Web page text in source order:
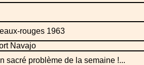
rouges 1963
Navajo
sacré problème de la semaine !...